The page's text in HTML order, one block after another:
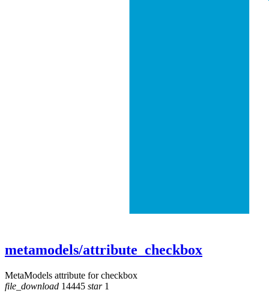
metamodels/attribute_checkbox
MetaModels attribute for checkbox
file_download 14445 star1